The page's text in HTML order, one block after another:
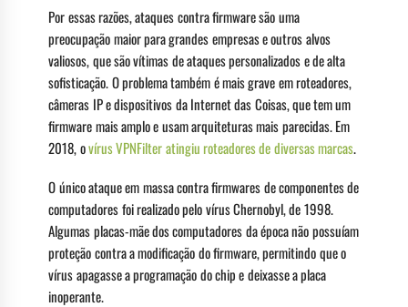
Por essas razões, ataques contra firmware são uma
preocupação maior para grandes empresas e outros alvos
valiosos, que são vítimas de ataques personalizados e de alta
sofisticação. O problema também é mais grave em roteadores,
câmeras IP e dispositivos da Internet das Coisas, que tem um
firmware mais amplo e usam arquiteturas mais parecidas. Em
2018, ovírus VPNFilter atingiu roteadores de diversas marcas.
O único ataque em massa contra firmwares de componentes de
computadores foi realizado pelo vírus Chernobyl, de 1998.
Algumas placas-mãe dos computadores da época não possuíam
proteção contra a modificação do firmware, permitindo que o
vírus apagasse a programação do chip e deixasse a placa
inoperante.